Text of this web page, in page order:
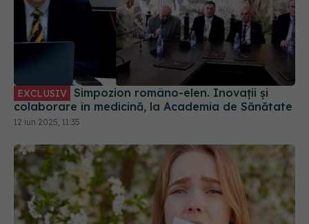
EXCLUSIV
colaborare în medicină, la Academia de Sănătate
12 iun 2025, 11:35